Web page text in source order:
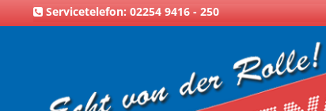
Servicetelefon: 02254 9416 - 250